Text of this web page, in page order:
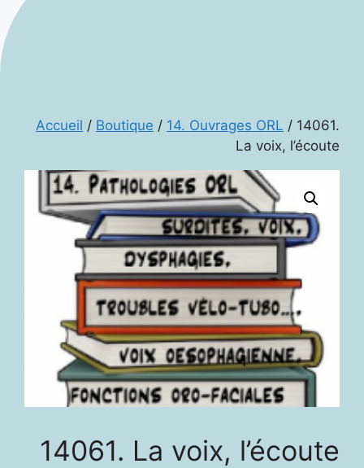
Accueil / Boutique / 14. Ouvrages ORL / 14061.
La voix, l’écoute
14061. La voix, l’écoute